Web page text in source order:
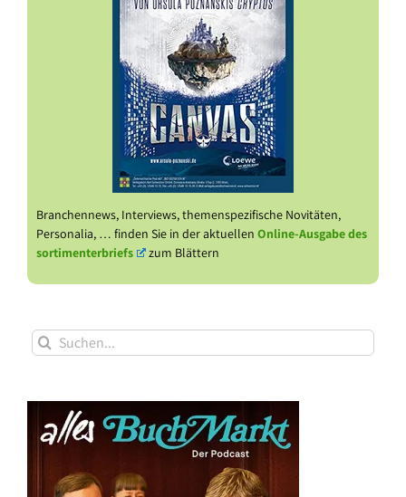
Branchennews, Interviews, themenspezifische Novitäten,
Personalia, … finden Sie in der aktuellen Online-Ausgabe des
sortimenterbriefs
zum Blättern
Suche
nach: